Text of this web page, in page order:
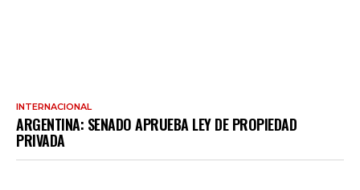
INTERNACIONAL
ARGENTINA: SENADO APRUEBA LEY DE PROPIEDAD
PRIVADA